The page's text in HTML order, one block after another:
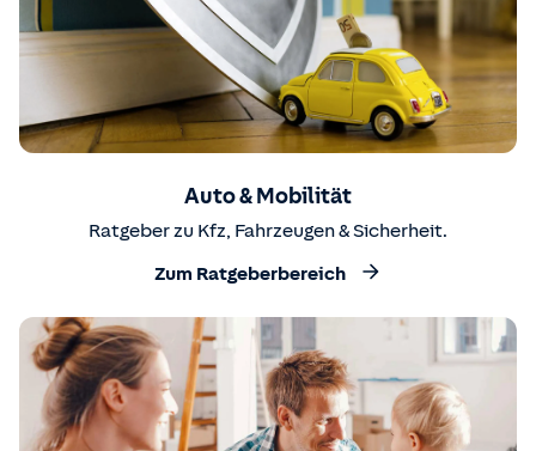
Auto & Mobilität
Ratgeber zu Kfz, Fahrzeugen & Sicherheit.
Zum Ratgeberbereich